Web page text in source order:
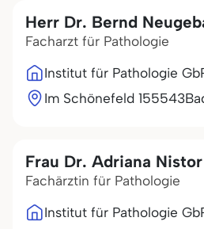
Herr Dr. Bernd
Facharzt für Pathologie
Institut für Pathologie
Im Schönefeld 155543
Frau Dr. Adriana Nistor
Fachärztin für Pathologie
Institut für Pathologie